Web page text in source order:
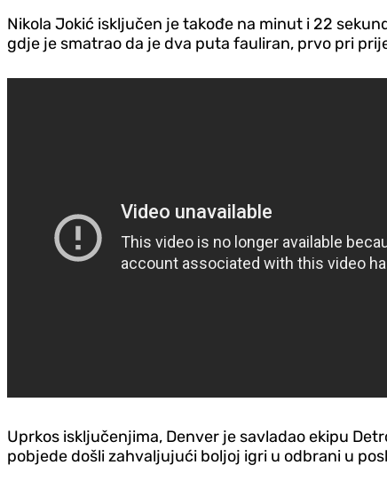
Nikola Jokić isključen je takođe na minut i 22
gdje je smatrao da je dva puta fauliran, prvo pri
Uprkos isključenjima, Denver je savladao ekipu
pobjede došli zahvaljujući boljoj igri u odbrani u